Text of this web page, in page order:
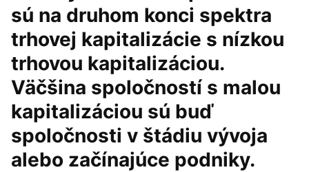
sú na druhom konci spektra
trhovej kapitalizácie s nízkou
trhovou kapitalizáciou.
Väčšina spoločností s malou
kapitalizáciou sú buď
spoločnosti v štádiu vývoja
alebo začínajúce podniky.